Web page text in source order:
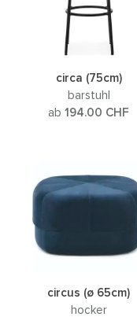
circa (75cm)
barstuhl
ab 194.00 CHF
circus (ø 65cm)
hocker